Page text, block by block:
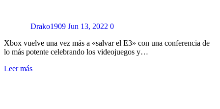
Drako1909 Jun 13, 2022 0
Xbox vuelve una vez más a «salvar el E3» con una conferencia de
lo más potente celebrando los videojuegos y…
Leer más